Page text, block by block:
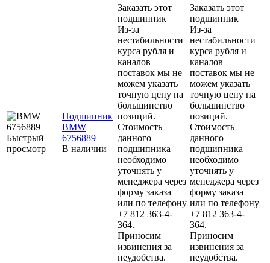
Быстрый
просмотр
Подшипник
BMW
6756889
В наличии
Заказать этот
подшипник
Из-за
нестабильности
курса рубля и
каналов
поставок мы не
можем указать
точную цену на
большинство
позиций.
Стоимость
данного
подшипника
необходимо
уточнять у
менеджера через
форму заказа
или по телефону
+7 812 363-4-
364.
Приносим
извинения за
неудобства.
Заказать этот
подшипник
Из-за
нестабильности
курса рубля и
каналов
поставок мы не
можем указать
точную цену на
большинство
позиций.
Стоимость
данного
подшипника
необходимо
уточнять у
менеджера через
форму заказа
или по телефону
+7 812 363-4-
364.
Приносим
извинения за
неудобства.